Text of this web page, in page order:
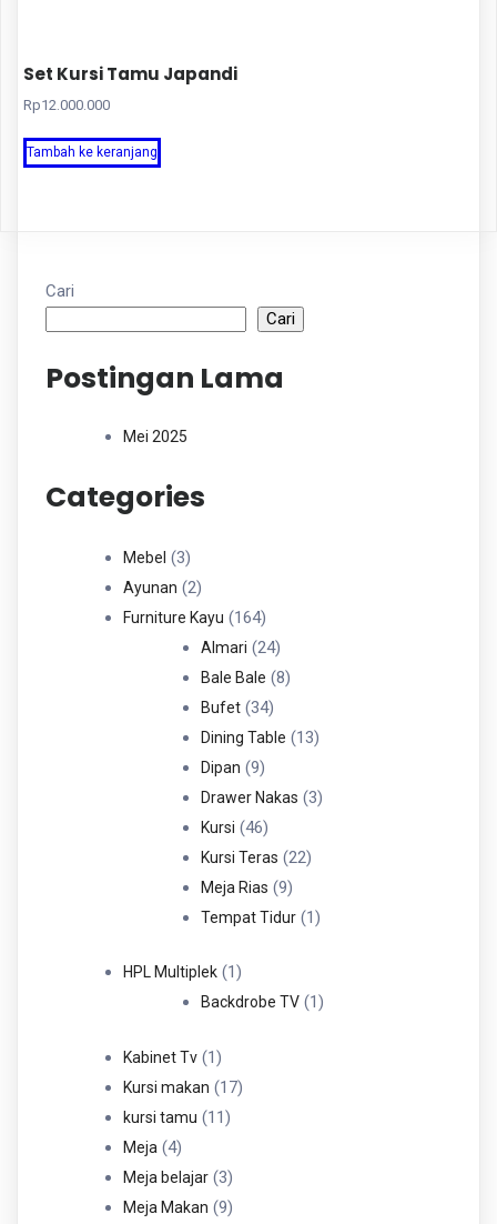
Set Kursi Tamu Japandi
Rp12.000.000
Tambah ke keranjang
Cari
Cari
Postingan Lama
Mei 2025
Categories
Mebel 33
Produk
Ayunan 22
Produk
Furniture Kayu 164164
Produk
Almari 2424
Produk
Bale Bale 88
Bufet 3434
Produk
Dining Table 1313
Dipan 99
Produk
Drawer Nakas 33
Kursi 4646
Produk
Kursi Teras 2222
Meja Rias 99
Produk
Tempat Tidur 11
HPL Multiplek 11
Produk
Backdrobe TV 11
Kabinet Tv 11
Produk
Kursi makan 1717
kursi tamu 1111
Meja 44
Produk
Meja belajar 33
Produk
Meja Makan 99